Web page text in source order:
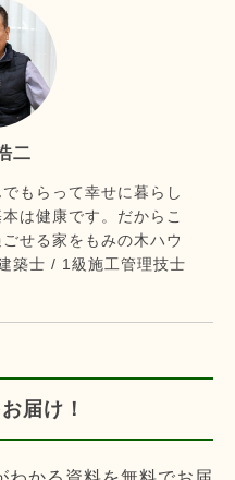
二
もらって幸せに暮らし
は健康です。だからこ
せる家をもみの木ハウ
築士 / 1級施工管理技士
届け！